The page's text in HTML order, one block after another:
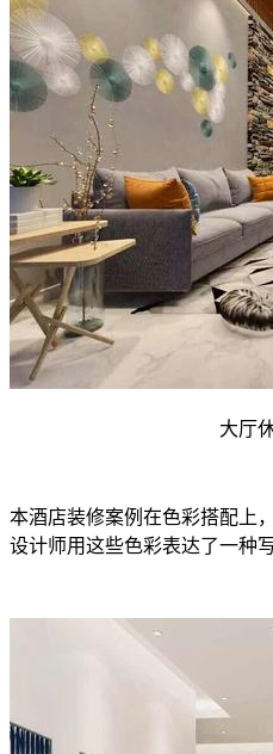
大厅
本酒店装修案例在色彩搭配上
设计师用这些色彩表达了一种